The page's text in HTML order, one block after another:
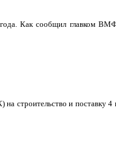
Как сообщил главком
строительство и